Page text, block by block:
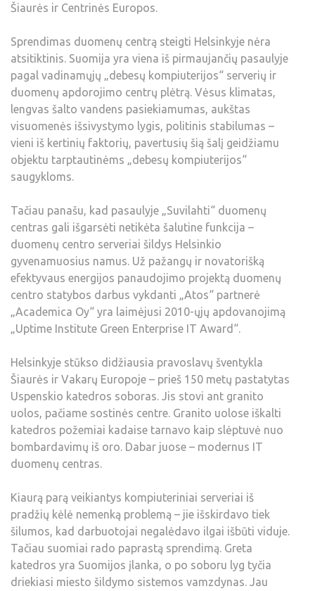
Šiaurės ir Centrinės Europos.
Sprendimas duomenų centrą steigti Helsinkyje nėra
atsitiktinis. Suomija yra viena iš pirmaujančių pasaulyje
pagal vadinamųjų „debesų kompiuterijos“ serverių ir
duomenų apdorojimo centrų plėtrą. Vėsus klimatas,
lengvas šalto vandens pasiekiamumas, aukštas
visuomenės išsivystymo lygis, politinis stabilumas –
vieni iš kertinių faktorių, pavertusių šią šalį geidžiamu
objektu tarptautinėms „debesų kompiuterijos“
saugykloms.
Tačiau panašu, kad pasaulyje „Suvilahti“ duomenų
centras gali išgarsėti netikėta šalutine funkcija –
duomenų centro serveriai šildys Helsinkio
gyvenamuosius namus. Už pažangų ir novatorišką
efektyvaus energijos panaudojimo projektą duomenų
centro statybos darbus vykdanti „Atos“ partnerė
„Academica Oy“ yra laimėjusi 2010-ųjų apdovanojimą
„Uptime Institute Green Enterprise IT Award“.
Helsinkyje stūkso didžiausia pravoslavų šventykla
Šiaurės ir Vakarų Europoje – prieš 150 metų pastatytas
Uspenskio katedros soboras. Jis stovi ant granito
uolos, pačiame sostinės centre. Granito uolose iškalti
katedros požemiai kadaise tarnavo kaip slėptuvė nuo
bombardavimų iš oro. Dabar juose – modernus IT
duomenų centras.
Kiaurą parą veikiantys kompiuteriniai serveriai iš
pradžių kėlė nemenką problemą – jie išskirdavo tiek
šilumos, kad darbuotojai negalėdavo ilgai išbūti viduje.
Tačiau suomiai rado paprastą sprendimą. Greta
katedros yra Suomijos įlanka, o po soboru lyg tyčia
driekiasi miesto šildymo sistemos vamzdynas. Jau